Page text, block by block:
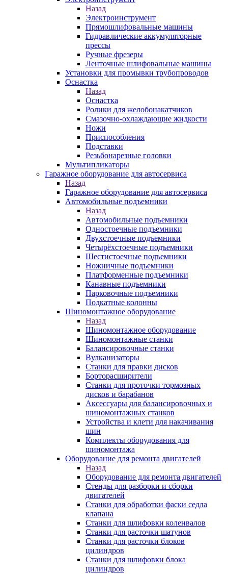
Назад
Электроинструмент
Прямошлифовальные машины
Гидравлические аккумуляторные
прессы
Ручные фрезеры
Ленточные шлифовальные машины
Установки для промывки трубопроводов
Оснастка
Назад
Оснастка
Ролики для желобонакатчиков
Смазочно-охлаждающие жидкости
Ножи
Приспособления
Подставки
Резьбонарезные головки
Мультипликаторы
Гаражное оборудование для автосервиса
Назад
Гаражное оборудование для автосервиса
Автомобильные подъемники
Назад
Автомобильные подъемники
Одностоечные подъемники
Двухстоечные подъемники
Четырёхстоечные подъемники
Шестистоечные подъемники
Ножничные подъемники
Платформенные подъемники
Канавные подъемники
Парковочные подъемники
Подкатные колонны
Шиномонтажное оборудование
Назад
Шиномонтажное оборудование
Шиномонтажные станки
Балансировочные станки
Вулканизаторы
Станки для правки дисков
Борторасширители
Станки для проточки тормозных
дисков и барабанов
Аксессуары для балансировочных и
шиномонтажных станков
Устройства и клети для накачивания
шин
Комплекты оборудования для
шиномонтажа
Оборудование для ремонта двигателей
Назад
Оборудование для ремонта двигателей
Стенды для разборки и сборки
двигателей
Станки для обработки фаски седла
клапана
Станки для шлифовки коленвалов
Станки для расточки шатунов
Станки для расточки блоков
цилиндров
Станки для шлифовки блока
цилиндров